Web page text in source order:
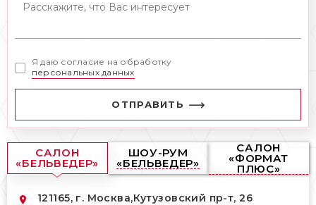
Я даю согласие на обработку
персональных данных
ОТПРАВИТЬ
САЛОН
«БЕЛЬВЕДЕР»
ШОУ-РУМ
«БЕЛЬВЕДЕР»
САЛОН
«ФОРМАТ
ПЛЮС»
121165, г. Москва,Кутузовский пр-т, 26